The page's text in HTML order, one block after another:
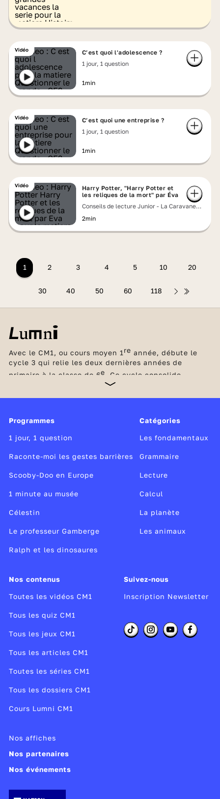
Vidéo
C’est quoi l'adolescence ?
1 jour, 1 question
1min
Vidéo
C’est quoi une entreprise ?
1 jour, 1 question
1min
Vidéo
Harry Potter, "Harry Potter et
les reliques de la mort" par Éva
Conseils de lecture Junior - La Caravane
2min
1 2 3 4 5 10 20
30 40 50 60 118
Avec le CM1, ou cours moyen 1re année, débute le
cycle 3 qui relie les deux dernières années de
primaire à la classe de 6e . Ce cycle consolide
l’acquisition des savoirs fondamentaux et initie la
au cœur de tous les apprentissages du cycle. Dès le
CM1, les élèves consolident leurs apprentissages
dans ces domaines et découvrent également les
sciences et la technologie,
Programmes
1 jour, 1 question
Raconte-moi les gestes barrières
Scooby-Doo en Europe
1 minute au musée
Célestin
Le professeur Gamberge
Ralph et les dinosaures
Catégories
Les fondamentaux
Grammaire
Lecture
Calcul
La planète
Les animaux
Nos contenus
Toutes les vidéos CM1
Tous les quiz CM1
Tous les jeux CM1
Tous les articles CM1
Toutes les séries CM1
Tous les dossiers CM1
Cours Lumni CM1
Suivez-nous
Inscription Newsletter
Nos affiches
Nos partenaires
Nos événements